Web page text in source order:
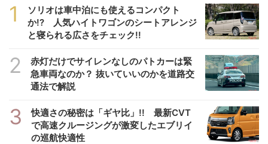
1
ソリオは車中泊にも使えるコンパクト
か!? 人気ハイトワゴンのシートアレンジ
と寝られる広さをチェック!!
2
赤灯だけでサイレンなしのパトカーは緊
急車両なのか？ 抜いていいのかを道路交
通法で解説
3
快適さの秘密は「ギヤ比」!! 最新CVT
で高速クルージングが激変したエブリイ
の巡航快適性